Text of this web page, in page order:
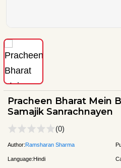
Pracheen Bharat Mein
Samajik Sanrachnayen
(0)
Author:Ramsharan Sharma
Language:Hindi